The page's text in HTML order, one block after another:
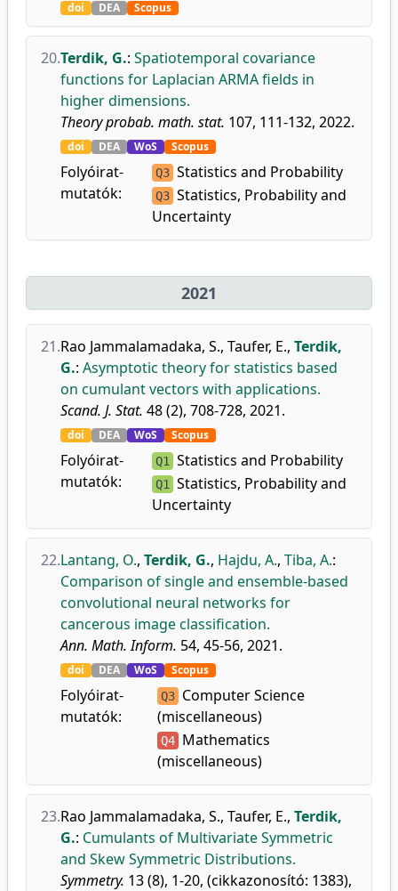
doi DEA Scopus
20.Terdik, G.: Spatiotemporal covariance
functions for Laplacian ARMA fields in
higher dimensions.
Theory probab. math. stat. 107, 111-132, 2022.
doi DEA WoS Scopus
Folyóirat-
mutatók:
Q3 Statistics and Probability
Q3 Statistics, Probability and
Uncertainty
2021
21.Rao Jammalamadaka, S., Taufer, E., Terdik,
G.: Asymptotic theory for statistics based
on cumulant vectors with applications.
Scand. J. Stat. 48 (2), 708-728, 2021.
doi DEA WoS Scopus
Folyóirat-
mutatók:
Q1 Statistics and Probability
Q1
Statistics, Probability and
Uncertainty
22.Lantang, O., Terdik, G., Hajdu, A., Tiba, A.:
Comparison of single and ensemble-based
convolutional neural networks for
cancerous image classification.
Ann. Math. Inform. 54, 45-56, 2021.
doi DEA WoS Scopus
Folyóirat-
mutatók:
Q3 Computer Science
(miscellaneous)
Q4 Mathematics
(miscellaneous)
23.Rao Jammalamadaka, S., Taufer, E., Terdik,
G.: Cumulants of Multivariate Symmetric
and Skew Symmetric Distributions.
Symmetry. 13 (8), 1-20, (cikkazonosító: 1383),